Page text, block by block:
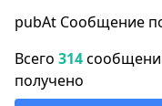
pubAt Сообщение
Всего 314
получено